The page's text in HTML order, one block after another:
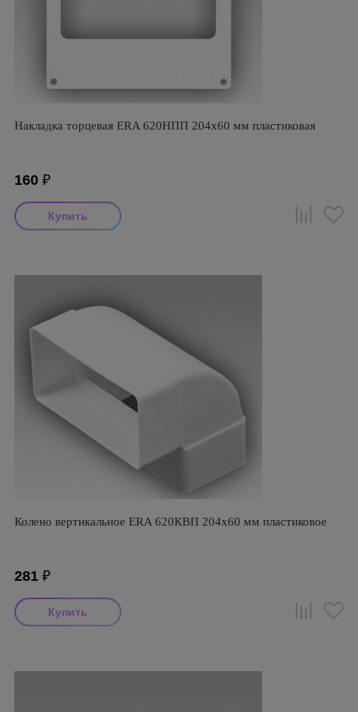
Накладка торцевая ERA 620НПП 204х60 мм пластиковая
160 ₽
Колено вертикальное ERA 620КВП 204х60 мм пластиковое
281 ₽